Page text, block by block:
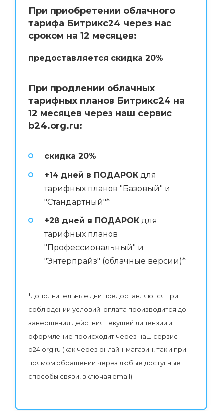
При приобретении облачного
тарифа Битрикс24 через нас
сроком на 12 месяцев:
предоставляется скидка 20%
При продлении облачных
тарифных планов Битрикс24 на
12 месяцев через наш сервис
b24.org.ru:
скидка 20%
+14 дней в ПОДАРОК для
тарифных планов "Базовый" и
"Стандартный"*
+28 дней в ПОДАРОК для
тарифных планов
"Профессиональный" и
"Энтерпрайз" (облачные версии)*
*дополнительные дни предоставляются при
соблюдении условий: оплата производится до
завершения действия текущей лицензии и
оформление происходит через наш сервис
b24.org.ru (как через онлайн-магазин, так и при
прямом обращении через любые доступные
способы связи, включая email).